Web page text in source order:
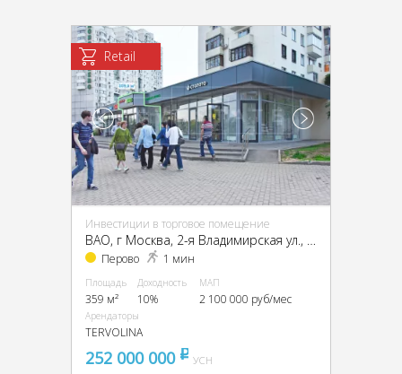
Retail
Инвестиции в торговое помещение
Перово 1 мин
Площадь
359 м²
Доходность
10%
МАП
2 100 000 руб/мес
Арендаторы
TERVOLINA
252 000 000 pуб
УСН